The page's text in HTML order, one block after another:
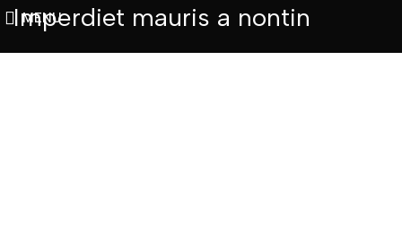
MENU
Imperdiet mauris a nontin